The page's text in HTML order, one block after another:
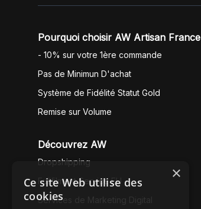
Pourquoi choisir AW Artisan France
- 10% sur votre 1ère commande
Pas de Minimun D'achat
Système de Fidélité Statut Gold
Remise sur Volume
Découvrez AW
Dropshipping
Fullfilment Service EU
Services de Marketing Digital
×
Ce site Web utilise des
cookies